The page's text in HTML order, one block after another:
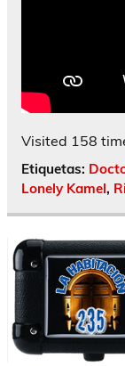
Visited 158
Etiquetas:
Lonely Kamel,